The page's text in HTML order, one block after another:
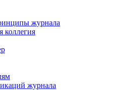
журнала
коллегия
журнала